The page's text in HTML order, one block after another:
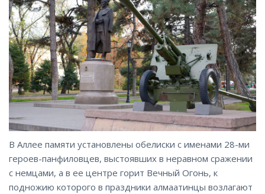
В Аллее памяти установлены обелиски с именами 28-ми
героев-панфиловцев, выстоявших в неравном сражении
с немцами, а в ее центре горит Вечный Огонь, к
подножию которого в праздники алмаатинцы возлагают